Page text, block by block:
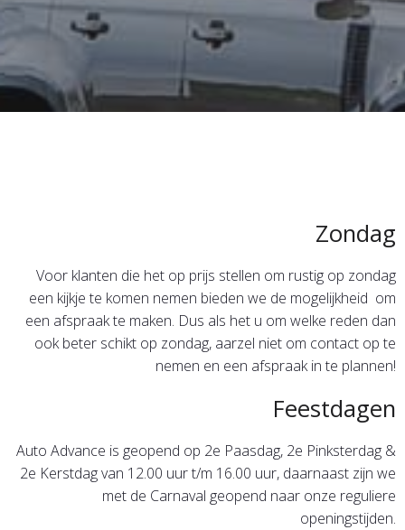
Zondag
Voor klanten die het op prijs stellen om rustig op zondag
een kijkje te komen nemen bieden we de mogelijkheid om
een afspraak te maken. Dus als het u om welke reden dan
ook beter schikt op zondag, aarzel niet om contact op te
nemen en een afspraak in te plannen!
Feestdagen
Auto Advance is geopend op 2e Paasdag, 2e Pinksterdag &
2e Kerstdag van 12.00 uur t/m 16.00 uur, daarnaast zijn we
met de Carnaval geopend naar onze reguliere
openingstijden.